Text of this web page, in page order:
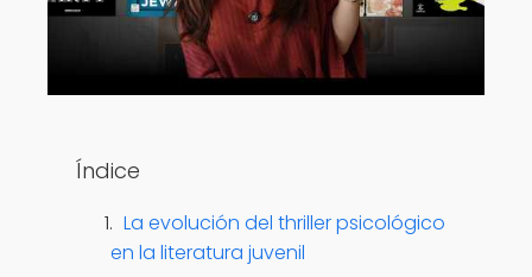
Índice
La evolución del thriller psicológico
en la literatura juvenil